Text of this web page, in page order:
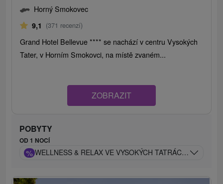
Horný Smokovec
9,1 (371 recenzí)
Grand Hotel Bellevue **** se nachází v centru Vysokých
Tater, v Horním Smokovci, na místě zvaném...
ZOBRAZIT
POBYTY
OD 1 NOCÍ
% WELLNESS & RELAX VE VYSOKÝCH TATRÁCH: